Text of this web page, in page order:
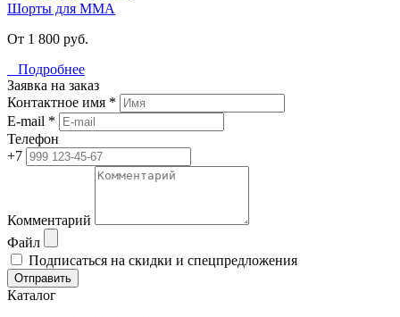
Шорты для MMA
От 1 800 руб.
Подробнее
Заявка на заказ
Контактное имя *
E-mail *
Телефон
+7
Комментарий
Файл
Подписаться на скидки и спецпредложения
Отправить
Каталог